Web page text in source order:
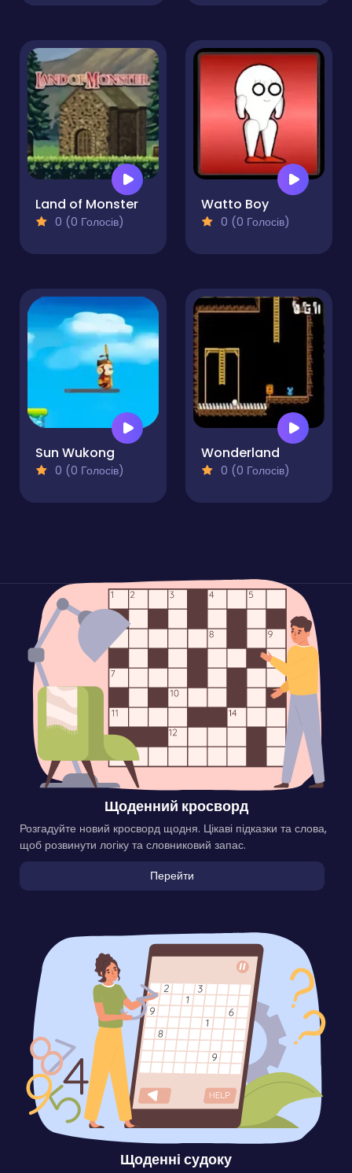
Land of Monster
0 (0 Голосів)
Watto Boy
0 (0 Голосів)
Sun Wukong
0 (0 Голосів)
Wonderland
0 (0 Голосів)
Щоденний кросворд
Розгадуйте новий кросворд щодня. Цікаві підказки та слова,
щоб розвинути логіку та словниковий запас.
Перейти
Щоденні судоку